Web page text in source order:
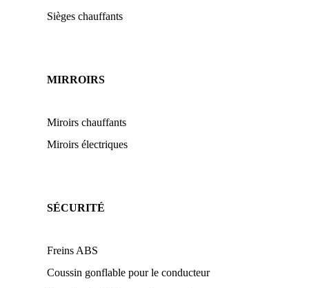
Sièges chauffants
MIRROIRS
Miroirs chauffants
Miroirs électriques
SÉCURITÉ
Freins ABS
Coussin gonflable pour le conducteur